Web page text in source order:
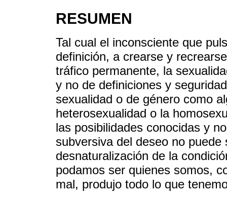
RESUMEN
Tal cual el inconsciente que
definición, a crearse y
tráfico permanente, la
y no de definiciones y
sexualidad o de género como
heterosexualidad o la
las posibilidades conocidas y
subversiva del deseo no
desnaturalización de la
podamos ser quienes somos,
mal, produjo todo lo que